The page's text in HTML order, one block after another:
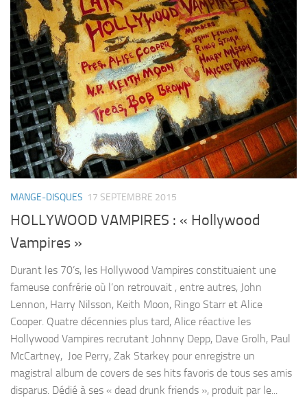
MANGE-DISQUES 17 SEPTEMBRE 2015
HOLLYWOOD VAMPIRES : « Hollywood
Vampires »
Durant les 70’s, les Hollywood Vampires constituaient une
fameuse confrérie où l’on retrouvait , entre autres, John
Lennon, Harry Nilsson, Keith Moon, Ringo Starr et Alice
Cooper. Quatre décennies plus tard, Alice réactive les
Hollywood Vampires recrutant Johnny Depp, Dave Grolh, Paul
McCartney, Joe Perry, Zak Starkey pour enregistre un
magistral album de covers de ses hits favoris de tous ses amis
disparus. Dédié à ses « dead drunk friends », produit par le...